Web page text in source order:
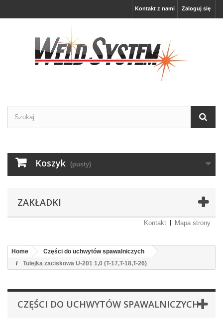
Zaloguj się
Kontakt z nami
Koszyk (pusty)
ZAKŁADKI
Kontakt Mapa strony
Home
Części do uchwytów spawalniczych
Tulejka zaciskowa U-201 1,0 (T-17,T-18,T-26)
CZĘŚCI DO UCHWYTÓW SPAWALNICZYCH